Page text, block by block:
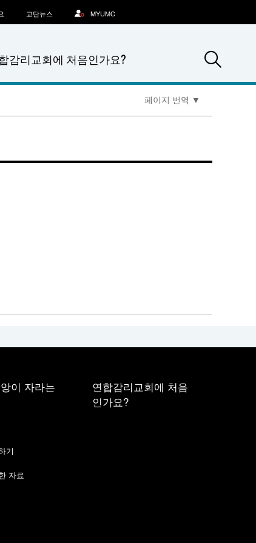
감리교회에 처음인가요?
교단뉴스 MYUMC
페이지 번역 ▼
이 자라는
기
자료
연합감리교회에 처음
인가요?